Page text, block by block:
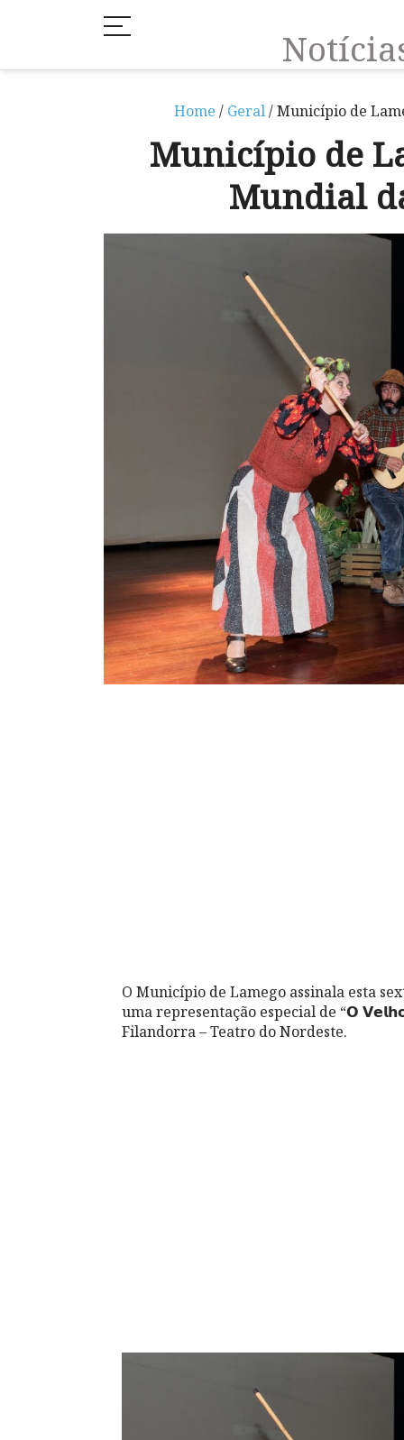
Home / Geral/ Município de
Município de
Mundial
O Município de Lamego assinala esta
uma representação especial de “𝗢
Filandorra – Teatro do Nordeste.